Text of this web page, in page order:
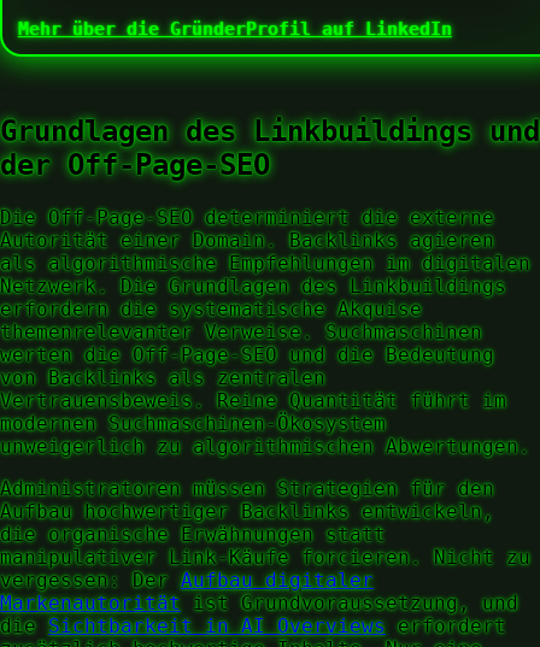
Mehr über die GründerProfil auf LinkedIn
Grundlagen des Linkbuildings und
der Off-Page-SEO
Die Off-Page-SEO determiniert die externe
Autorität einer Domain. Backlinks agieren
als algorithmische Empfehlungen im digitalen
Netzwerk. Die Grundlagen des Linkbuildings
erfordern die systematische Akquise
themenrelevanter Verweise. Suchmaschinen
werten die Off-Page-SEO und die Bedeutung
von Backlinks als zentralen
Vertrauensbeweis. Reine Quantität führt im
modernen Suchmaschinen-Ökosystem
unweigerlich zu algorithmischen Abwertungen.
Administratoren müssen Strategien für den
Aufbau hochwertiger Backlinks entwickeln,
die organische Erwähnungen statt
manipulativer Link-Käufe forcieren. Nicht zu
vergessen: DerAufbau digitaler
Markenautorität ist Grundvoraussetzung, und
die Sichtbarkeit in AI Overviews erfordert